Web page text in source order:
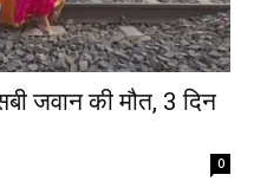
जवान की मौत, 3 दिन
0